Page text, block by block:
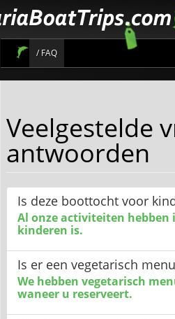
/ FAQ
informatie over de beste trips
Veelgestelde
antwoorden
Is deze boottocht voor
Al onze activiteiten
kinderen is.
Is er een vegetarisch
We hebben vegetarisch
waneer u reserveert.